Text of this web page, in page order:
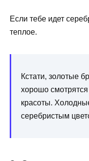
Если тебе идет
теплое.
Кстати, золотые
хорошо
красоты.
серебристым